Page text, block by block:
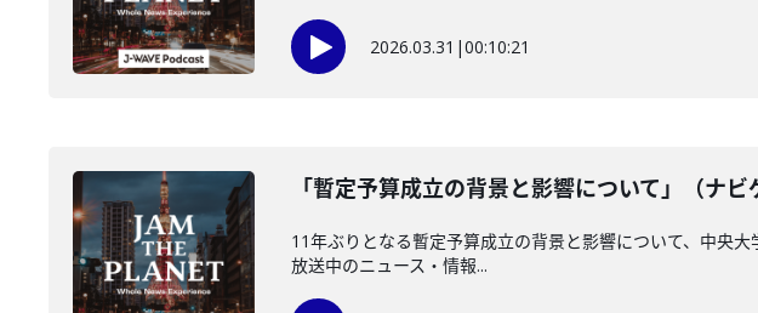
2026.03.31 |00:10:21
「暫定予算成立の背景と影響について」（ナ
11年ぶりとなる暫定予算成立の背景と影響について、中央
放送中のニュース・情報...